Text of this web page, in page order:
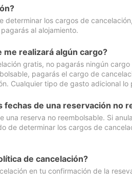
determinar los cargos de
al alojamiento.
me realizará algún cargo?
gratis, no pagarás ningún
pagarás el cargo de
Cualquier tipo de gasto adicional lo
fechas de una reservación no
una reserva no reembolsable. Si
de determinar los cargos de
de cancelación?
en tu confirmación de la